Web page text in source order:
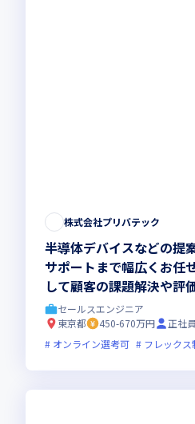
株式会社プリバテック
半導体デバイスなどの提
サポートまで幅広くお任
して顧客の課題解決や評
証を担当していただきます
セールスエンジニア
東京都
450-670万円
正社員
オンライン選考可
フレックス